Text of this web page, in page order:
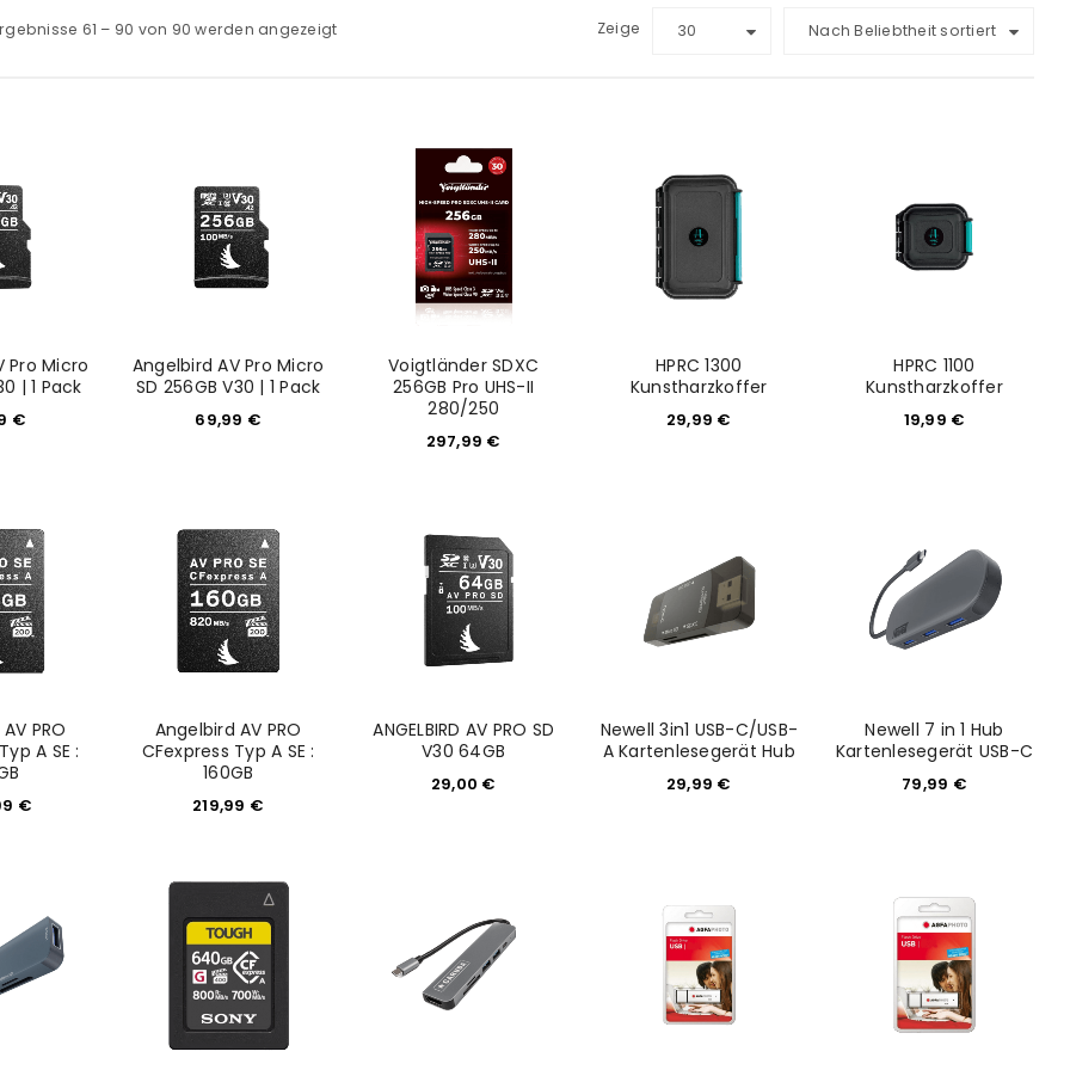
61 – 90 von 90 werden angezeigt Nach Beliebtheit sortiert
Zeige 30
Pro Micro
| 1 Pack
€
Angelbird AV Pro Micro
SD 256GB V30 | 1 Pack
69,99 €
Voigtländer SDXC
256GB Pro UHS-II
280/250
297,99 €
HPRC 1300
Kunstharzkoffer
29,99 €
HPRC 1100
Kunstharzkoffer
19,99 €
PRO
A SE :
€
Angelbird AV PRO
CFexpress Typ A SE :
160GB
219,99 €
ANGELBIRD AV PRO SD
V30 64GB
29,00 €
Newell 3in1 USB-C/USB-
A Kartenlesegerät Hub
29,99 €
Newell 7 in 1 Hub
Kartenlesegerät USB-C
79,99 €